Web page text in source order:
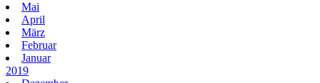
Mai
April
März
Februar
Januar
2019